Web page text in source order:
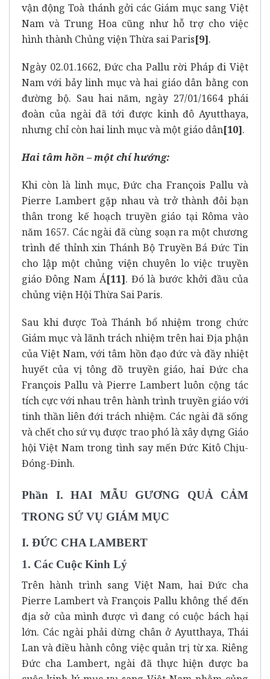
vận động Toà thánh gởi các Giám mục sang Việt
Nam và Trung Hoa cũng như hỗ trợ cho việc
hình thành Chủng viện Thừa sai Paris[9].
Ngày 02.01.1662, Đức cha Pallu rời Pháp đi Việt
Nam với bảy linh mục và hai giáo dân bằng con
đường bộ. Sau hai năm, ngày 27/01/1664 phái
đoàn của ngài đã tới được kinh đô Ayutthaya,
nhưng chỉ còn hai linh mục và một giáo dân[10].
Hai tâm hồn – một chí hướng:
Khi còn là linh mục, Đức cha François Pallu và
Pierre Lambert gặp nhau và trở thành đôi bạn
thân trong kế hoạch truyền giáo tại Rôma vào
năm 1657. Các ngài đã cùng soạn ra một chương
trình để thỉnh xin Thánh Bộ Truyền Bá Đức Tin
cho lập một chủng viện chuyên lo việc truyền
giáo Đông Nam Á[11]. Đó là bước khởi đầu của
chủng viện Hội Thừa Sai Paris.
Sau khi được Toà Thánh bổ nhiệm trong chức
Giám mục và lãnh trách nhiệm trên hai Địa phận
của Việt Nam, với tâm hồn đạo đức và đầy nhiệt
huyết của vị tông đồ truyền giáo, hai Đức cha
François Pallu và Pierre Lambert luôn cộng tác
tích cực với nhau trên hành trình truyền giáo với
tinh thần liên đới trách nhiệm. Các ngài đã sống
và chết cho sứ vụ được trao phó là xây dựng Giáo
hội Việt Nam trong tình say mến Đức Kitô Chịu-
Đóng-Đinh.
Phần I. HAI MẪU GƯƠNG QUẢ CẢM
TRONG SỨ VỤ GIÁM MỤC
I. ĐỨC CHA LAMBERT
1. Các Cuộc Kinh Lý
Trên hành trình sang Việt Nam, hai Đức cha
Pierre Lambert và François Pallu không thể đến
địa sở của mình được vì đang có cuộc bách hại
lớn. Các ngài phải dừng chân ở Ayutthaya, Thái
Lan và điều hành công việc quản trị từ xa. Riêng
Đức cha Lambert, ngài đã thực hiện được ba